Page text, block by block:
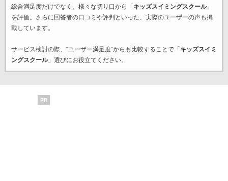
総合満足度だけでなく、様々な切り口から「 キッズスイミングスクール」
を評価。さらに回答者の口コミや評判といった、実際のユーザーの声も掲
載しています。
サービス検討の際、“ユーザー満足度”からも比較することで「 キッズスイミ
ングスクール」選びにお役立てください。
PR